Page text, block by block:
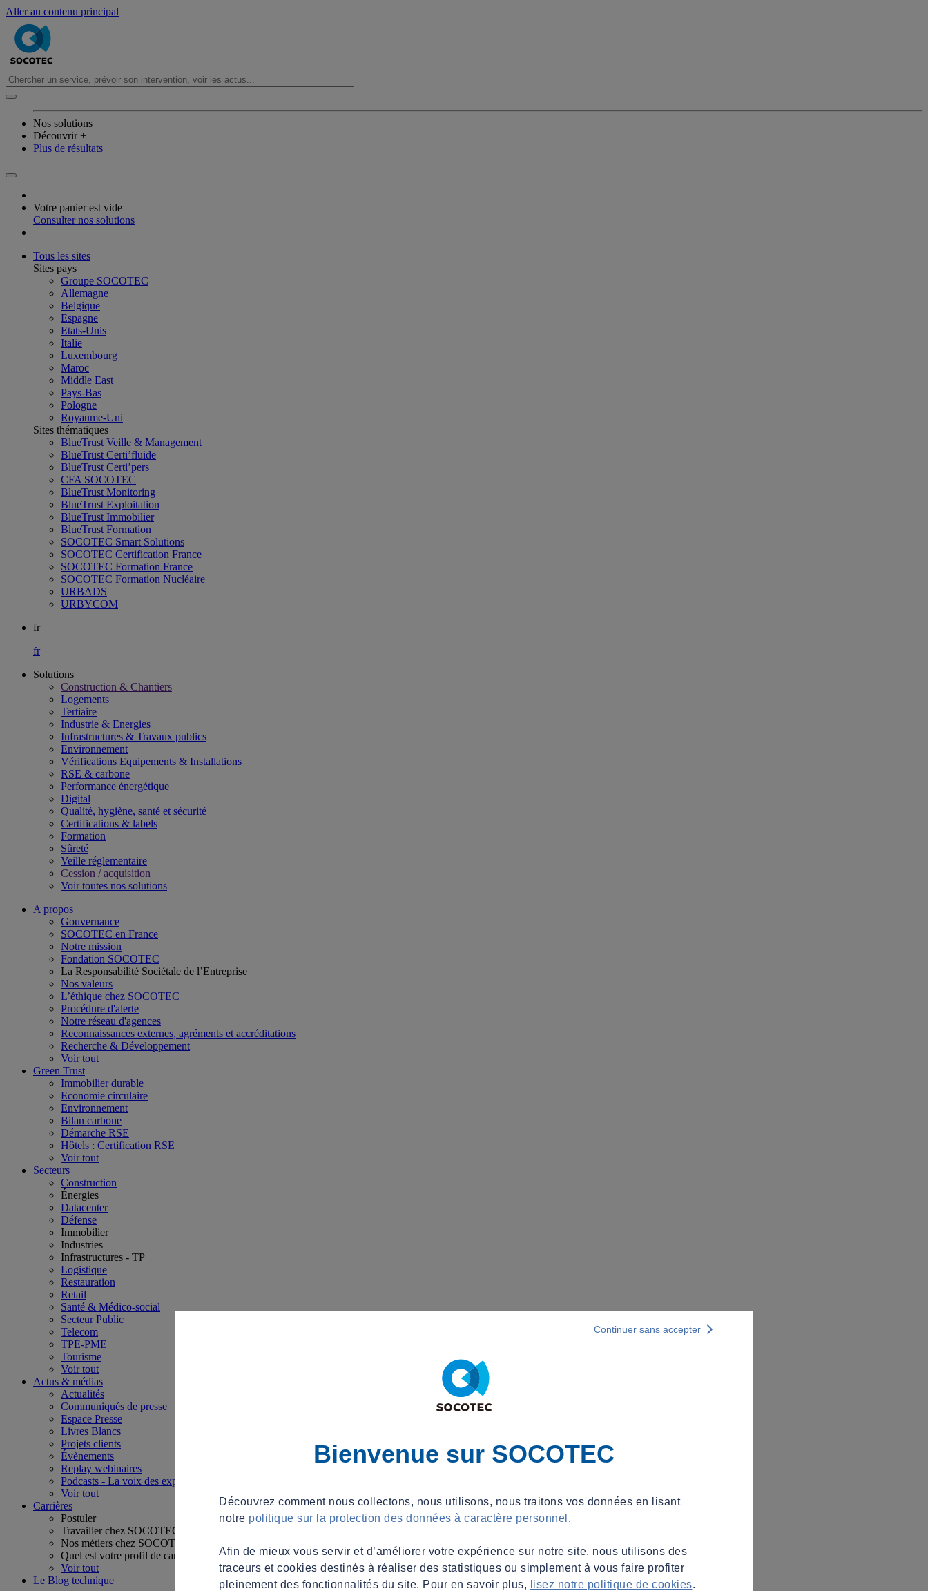
Aller au contenu principal
Nos solutions
Découvrir +
Plus de résultats
Votre panier est vide
Consulter nos solutions
Tous les sites
Sites pays
Groupe SOCOTEC
Allemagne
Belgique
Espagne
Etats-Unis
Italie
Luxembourg
Maroc
Middle East
Pays-Bas
Pologne
Royaume-Uni
Sites thématiques
BlueTrust Veille & Management
BlueTrust Certi’fluide
BlueTrust Certi’pers
CFA SOCOTEC
BlueTrust Monitoring
BlueTrust Exploitation
BlueTrust Immobilier
BlueTrust Formation
SOCOTEC Smart Solutions
SOCOTEC Certification France
SOCOTEC Formation France
SOCOTEC Formation Nucléaire
URBADS
URBYCOM
fr
fr
Solutions
Construction & Chantiers
Logements
Tertiaire​
Industrie & Energies
Infrastructures & Travaux publics​
Environnement​
Vérifications Equipements & Installations​
RSE & carbone​
Performance énergétique​
Digital
Qualité, hygiène, santé et sécurité​
Certifications & labels​
Formation​
Sûreté​
Veille réglementaire
Cession / acquisition​
Voir toutes nos solutions
A propos
Gouvernance
SOCOTEC en France
Notre mission
Fondation SOCOTEC
La Responsabilité Sociétale de l’Entreprise
Nos valeurs
L’éthique chez SOCOTEC
Procédure d'alerte
Notre réseau d'agences
Reconnaissances externes, agréments et accréditations
Recherche & Développement
Voir tout
Green Trust
Immobilier durable
Economie circulaire
Environnement
Bilan carbone
Démarche RSE
Hôtels : Certification RSE
Voir tout
Secteurs
Construction
Énergies
Datacenter
Défense
Immobilier
Industries
Infrastructures - TP
Logistique
Restauration
Retail
Santé & Médico-social
Secteur Public
Telecom
TPE-PME
Tourisme
Voir tout
Actus & médias
Actualités
Communiqués de presse
Espace Presse
Livres Blancs
Projets clients
Évènements
Replay webinaires
Podcasts - La voix des experts
Voir tout
Carrières
Postuler
Travailler chez SOCOTEC
Nos métiers chez SOCOTEC
Quel est votre profil de candidat ?
Voir tout
Le Blog technique
Bienvenue sur SOCOTEC
Découvrez comment nous collectons, nous utilisons, nous traitons vos données en lisant
notre politique sur la protection des données à caractère personnel .
Afin de mieux vous servir et d’améliorer votre expérience sur notre site, nous utilisons des
traceurs et cookies destinés à réaliser des statistiques ou simplement à vous faire profiter
pleinement des fonctionnalités du site. Pour en savoir plus,
lisez notre politique de cookies.
Continuer sans accepter